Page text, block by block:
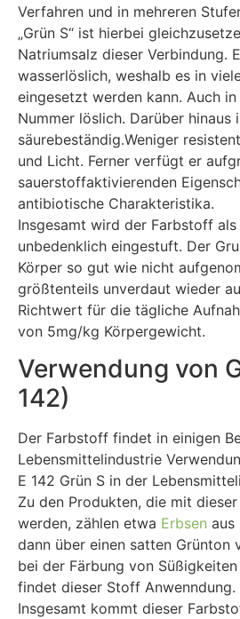
Verfahren und in mehreren
„Grün S“ ist hierbei
Natriumsalz dieser Verbindung.
wasserlöslich, weshalb es in
eingesetzt werden kann. Auch
Nummer löslich. Darüber hinaus
säurebeständig.Weniger
und Licht. Ferner verfügt er
sauerstoffaktivierenden
antibiotische Charakteristika.
Insgesamt wird der Farbstoff
unbedenklich eingestuft. Der
Körper so gut wie nicht
größtenteils unverdaut wieder
Richtwert für die tägliche
von 5mg/kg Körpergewicht.
Verwendung von
142)
Der Farbstoff findet in einigen
Lebensmittelindustrie
E 142 Grün S in der
Zu den Produkten, die mit
werden, zählen etwa Erbsen aus
dann über einen satten Grünton
bei der Färbung von
findet dieser Stoff Anwenndung.
Insgesamt kommt dieser